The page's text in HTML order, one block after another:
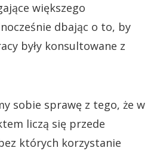
większego
dbając o to, by
były konsultowane z
sobie sprawę z tego, że w
liczą się przede
których korzystanie